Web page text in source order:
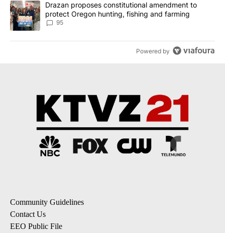
A trending article titled "Drazan proposes constitutional
Drazan proposes constitutional amendment to
protect Oregon hunting, fishing and farming
95
Powered by
Community Guidelines
Contact Us
EEO Public File